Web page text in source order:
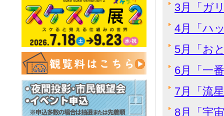
3月「ガ
4月「ハ
5月「お
6月「一
7月「流
8月「宇